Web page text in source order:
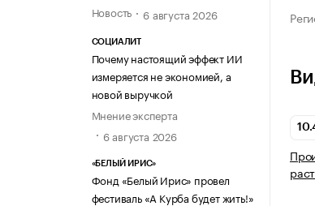
Новость
6 августа 2026
СОЦИАЛИТ
Почему настоящий эффект ИИ
измеряется не экономией, а
новой выручкой
Мнение эксперта
6 августа 2026
«БЕЛЫЙ ИРИС»
Фонд «Белый Ирис» провел
фестиваль «А Курба будет жить!»